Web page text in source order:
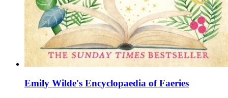
Emily Wilde's Encyclopaedia of Faeries